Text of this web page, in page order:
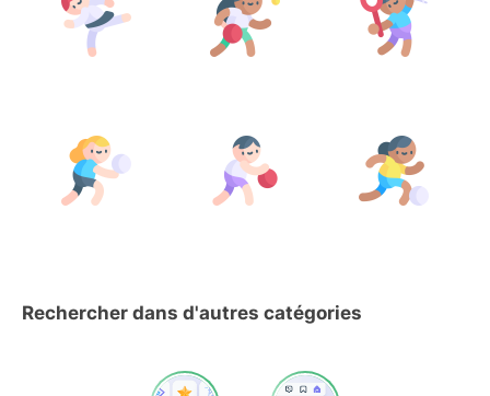
Rechercher dans d'autres catégories